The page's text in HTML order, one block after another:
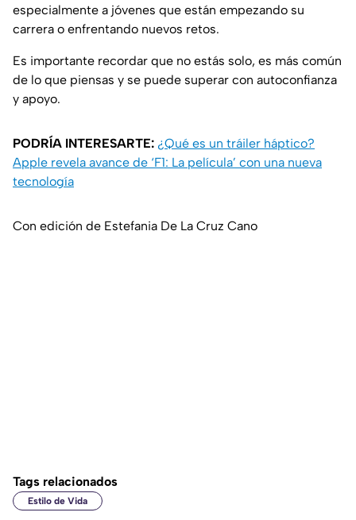
especialmente a jóvenes que están empezando su
carrera o enfrentando nuevos retos.
Es importante recordar que no estás solo, es más común
de lo que piensas y se puede superar con autoconfianza
y apoyo.
PODRÍA INTERESARTE: ¿Qué es un tráiler háptico?
Apple revela avance de ‘F1: La película’ con una nueva
tecnología
Con edición de Estefania De La Cruz Cano
Tags relacionados
Estilo de Vida